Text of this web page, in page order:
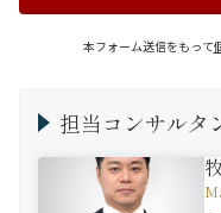
本フォーム送信をもって
担当コンサルタ